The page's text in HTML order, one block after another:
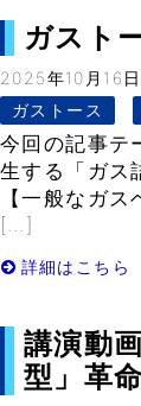
ガスト
2025年10月16日
ガストース
今回の記事テ
生する「ガス
【一般なガ
[…]
詳細はこちら
講演動
型」革